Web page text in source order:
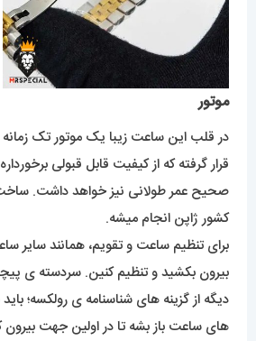
موتور
در قلب این ساعت زیبا یک موتور تک زمانه
قرار گرفته که از کیفیت قابل قبولی
صحیح عمر طولانی نیز خواهد داشت. ساخت
کشور ژاپن انجام میشه.
برای تنظیم ساعت و تقویم، همانند سایر
بیرون بکشید و تنظیم کنین. سردسته ی
دیگه از گزینه های شناسنامه ی رولکسه؛
های ساعت باز بشه تا در اولین جهت بیرون